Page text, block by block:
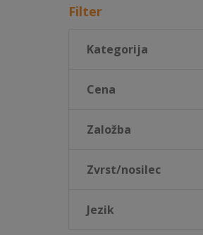
Filter
Kategorija
Cena
Založba
Zvrst/nosilec
Jezik